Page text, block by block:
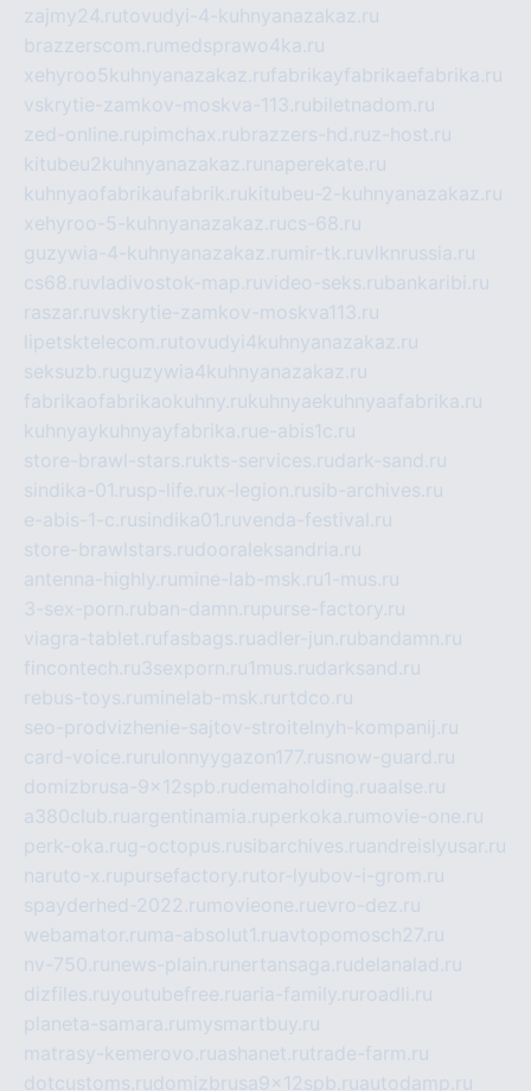
zajmy24.rutovudyi-4-kuhnyanazakaz.ru
brazzerscom.ru medsprawo4ka.ru
xehyroo5kuhnyanazakaz.rufabrikayfabrikaefabrika.ru
vskrytie-zamkov-moskva-113.rubiletnadom.ru
zed-online.rupimchax.rubrazzers-hd.ruz-host.ru
kitubeu2kuhnyanazakaz.ru naperekate.ru
kuhnyaofabrikaufabrik.rukitubeu-2-kuhnyanazakaz.ru
xehyroo-5-kuhnyanazakaz.rucs-68.ru
guzywia-4-kuhnyanazakaz.ru mir-tk.ruvlknrussia.ru
cs68.ruvladivostok-map.ruvideo-seks.rubankaribi.ru
raszar.ruvskrytie-zamkov-moskva113.ru
lipetsktelecom.rutovudyi4kuhnyanazakaz.ru
seksuzb.ruguzywia4kuhnyanazakaz.ru
fabrikaofabrikaokuhny.rukuhnyaekuhnyaafabrika.ru
kuhnyaykuhnyayfabrika.rue-abis1c.ru
store-brawl-stars.rukts-services.rudark-sand.ru
sindika-01.rusp-life.rux-legion.rusib-archives.ru
e-abis-1-c.rusindika01.ruvenda-festival.ru
store-brawlstars.rudooraleksandria.ru
antenna-highly.ru mine-lab-msk.ru1-mus.ru
3-sex-porn.ruban-damn.rupurse-factory.ru
viagra-tablet.rufasbags.ruadler-jun.rubandamn.ru
fincontech.ru3sexporn.ru1mus.rudarksand.ru
rebus-toys.ru minelab-msk.ru rtdco.ru
seo-prodvizhenie-sajtov-stroitelnyh-kompanij.ru
card-voice.ru rulonnyygazon177.rusnow-guard.ru
domizbrusa-9x12spb.rudemaholding.ruaalse.ru
a380club.ruargentinamia.ruperkoka.ru movie-one.ru
perk-oka.rug-octopus.rusibarchives.ruandreislyusar.ru
naruto-x.rupursefactory.rutor-lyubov-i-grom.ru
spayderhed-2022.ru movieone.ruevro-dez.ru
webamator.ru ma-absolut1.ruavtopomosch27.ru
nv-750.ru news-plain.ru nertansaga.rudelanalad.ru
dizfiles.ruyoutubefree.ruaria-family.ru roadli.ru
planeta-samara.ru mysmartbuy.ru
matrasy-kemerovo.ruashanet.rutrade-farm.ru
dotcustoms.rudomizbrusa9x12spb.ruautodamp.ru